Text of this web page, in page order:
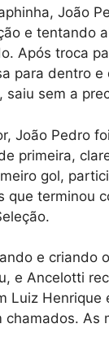
João
e tentando
Após troca
para dentro e
sem a
João Pedro
primeira,
gol,
que terminou
e criando
e Ancelotti
Luiz Henrique
As